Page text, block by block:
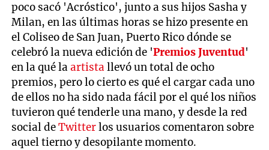
poco sacó 'Acróstico', junto a sus hijos Sasha y
Milan, en las últimas horas se hizo presente en
el Coliseo de San Juan, Puerto Rico dónde se
celebró la nueva edición de 'Premios Juventud'
en la qué laartista llevó un total de ocho
premios, pero lo cierto es qué el cargar cada uno
de ellos no ha sido nada fácil por el qué los niños
tuvieron qué tenderle una mano, y desde la red
social deTwitterlos usuarios comentaron sobre
aquel tierno y desopilante momento.